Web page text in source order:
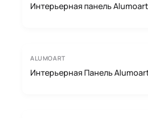
Интерьерная панель
ALUMOART
Интерьерная Панель